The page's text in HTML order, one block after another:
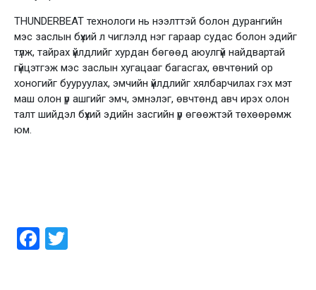
THUNDERBEAT технологи нь нээлттэй болон дурангийн
мэс заслын бүхий л чиглэлд нэг гараар судас болон эдийг
түлж, тайрах үйлдлийг хурдан бөгөөд аюулгүй найдвартай
гүйцэтгэж мэс заслын хугацааг багасгах, өвчтөний ор
хоногийг бууруулах, эмчийн үйлдлийг хялбарчилах гэх мэт
маш олон үр ашгийг эмч, эмнэлэг, өвчтөнд авч ирэх олон
талт шийдэл бүхий эдийн засгийн үр өгөөжтэй төхөөрөмж
юм.
Facebook